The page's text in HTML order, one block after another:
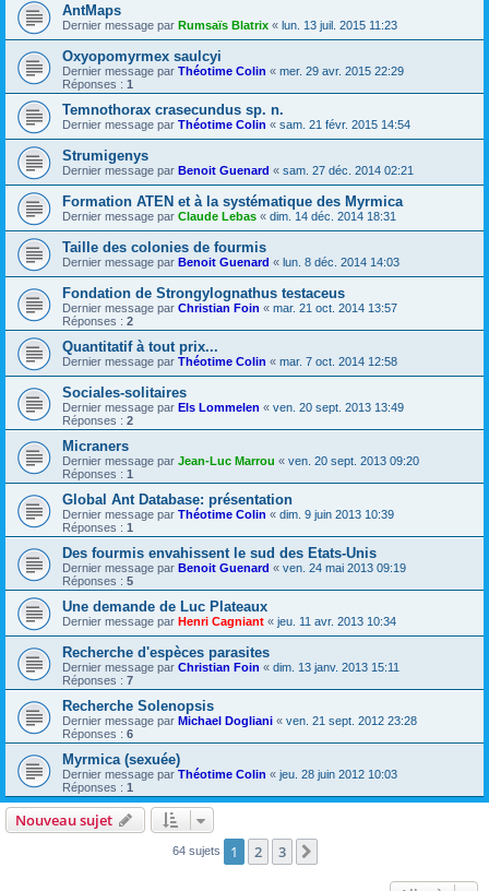
AntMaps
Dernier message par Rumsaïs Blatrix « lun. 13 juil. 2015 11:23
Oxyopomyrmex saulcyi
Dernier message par Théotime Colin « mer. 29 avr. 2015 22:29
Réponses : 1
Temnothorax crasecundus sp. n.
Dernier message par Théotime Colin « sam. 21 févr. 2015 14:54
Strumigenys
Dernier message par Benoit Guenard « sam. 27 déc. 2014 02:21
Formation ATEN et à la systématique des Myrmica
Dernier message par Claude Lebas « dim. 14 déc. 2014 18:31
Taille des colonies de fourmis
Dernier message par Benoit Guenard « lun. 8 déc. 2014 14:03
Fondation de Strongylognathus testaceus
Dernier message par Christian Foin « mar. 21 oct. 2014 13:57
Réponses : 2
Quantitatif à tout prix...
Dernier message par Théotime Colin « mar. 7 oct. 2014 12:58
Sociales-solitaires
Dernier message par Els Lommelen « ven. 20 sept. 2013 13:49
Réponses : 2
Micraners
Dernier message par Jean-Luc Marrou « ven. 20 sept. 2013 09:20
Réponses : 1
Global Ant Database: présentation
Dernier message par Théotime Colin « dim. 9 juin 2013 10:39
Réponses : 1
Des fourmis envahissent le sud des Etats-Unis
Dernier message par Benoit Guenard « ven. 24 mai 2013 09:19
Réponses : 5
Une demande de Luc Plateaux
Dernier message par Henri Cagniant « jeu. 11 avr. 2013 10:34
Recherche d'espèces parasites
Dernier message par Christian Foin « dim. 13 janv. 2013 15:11
Réponses : 7
Recherche Solenopsis
Dernier message par Michael Dogliani « ven. 21 sept. 2012 23:28
Réponses : 6
Myrmica (sexuée)
Dernier message par Théotime Colin « jeu. 28 juin 2012 10:03
Réponses : 1
Nouveau sujet
64 sujets 1 2 3